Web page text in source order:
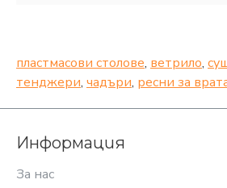
пластмасови столове, ветрило,
тенджери, чадъри, ресни за
Информация
За нас